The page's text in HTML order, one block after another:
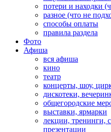
потери и находки
разное (что не
способы оплаты
правила раздела
Фото
Афиша
вся афиша
кино
театр
концерты, шоу,
дискотеки,
общегородские
выставки, ярмарки
лекции, тренинги,
презентации